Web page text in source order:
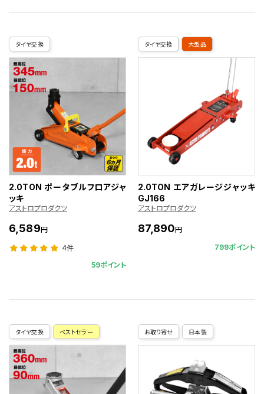
タイヤ交換
2.0TON ポータブルフロアジャ
ッキ
アストロプロダクツ
6,589円
4件
59ポイント
タイヤ交換 大型品
2.0TON エアガレージジャッキ
GJ166
アストロプロダクツ
87,890円
799ポイント
タイヤ交換 ベストセラー お取り寄せ 日本製